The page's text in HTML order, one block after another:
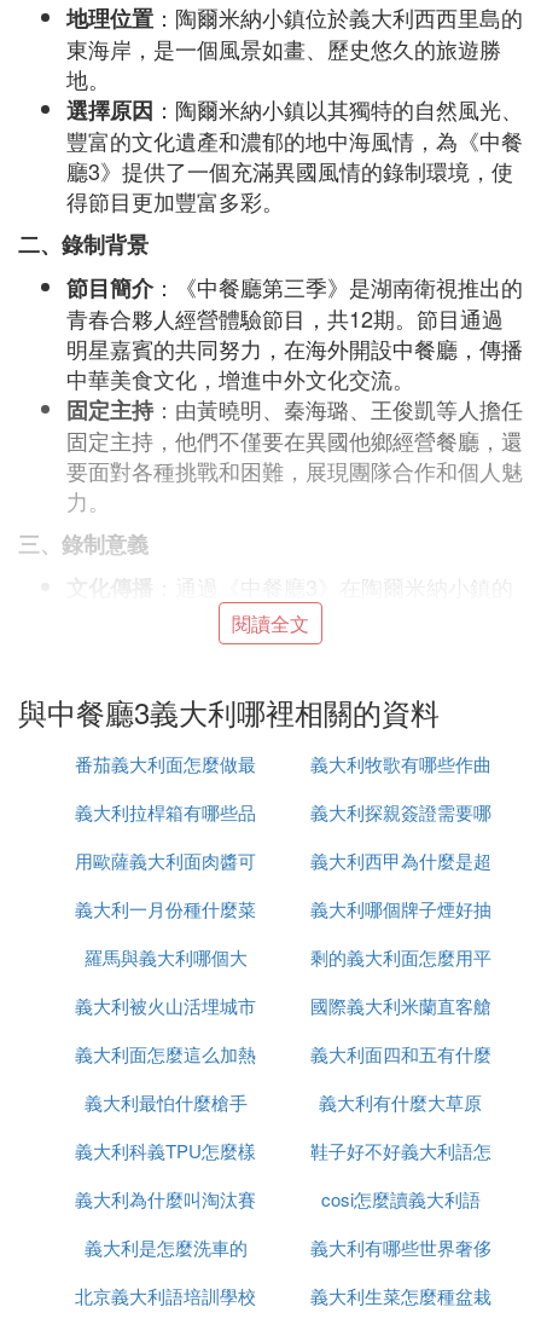
地理位置 ：陶爾米納小鎮位於義大利西西里島的
東海岸，是一個風景如畫、歷史悠久的旅遊勝
地。
選擇原因 ：陶爾米納小鎮以其獨特的自然風光、
豐富的文化遺產和濃郁的地中海風情，為《中餐
廳3》提供了一個充滿異國風情的錄制環境，使
得節目更加豐富多彩。
二、錄制背景
節目簡介：《中餐廳第三季》是湖南衛視推出的
青春合夥人經營體驗節目，共12期。節目通過
明星嘉賓的共同努力，在海外開設中餐廳，傳播
中華美食文化，增進中外文化交流。
固定主持：由黃曉明、秦海璐、王俊凱等人擔任
固定主持，他們不僅要在異國他鄉經營餐廳，還
要面對各種挑戰和困難，展現團隊合作和個人魅
力。
三、錄制意義
文化傳播
錄制，中華美食文化得以在海外得到更廣泛的傳
播，讓更多的人了解和喜愛中餐。
響力，吸引了更多的遊客前來觀光旅遊，促進了
當地旅遊業的發展。
綜上所述，《中餐廳3》在義大利西西里島的陶爾米
納小鎮錄制，這一選擇不僅為節目提供了優美的錄制
C. 中餐廳第三季在哪裡開 中餐廳第三季取
《中餐廳第三季》在義大利西西里島的陶爾米納小鎮
。
拍攝地點：該季節目具體取景於義大利西西里島
的陶爾米納小鎮，這是一個充滿浪漫氣息的地
方，也是義大利的熱門旅遊景點。
攝，通過節目不僅向世界展示了中國美食的魅
力，也帶動了拍攝地的旅遊發展，實現了文化交
閱讀全文
與中餐廳3義大利哪裡相關的資料
番茄義大利面怎麼做最
簡單還好吃
義大利牧歌有哪些作曲
大家
義大利拉桿箱有哪些品
牌
義大利探親簽證需要哪
些
用歐薩義大利面肉醬可
做什麼
義大利西甲為什麼是超
級甲
義大利一月份種什麼菜
義大利哪個牌子煙好抽
羅馬與義大利哪個大
剩的義大利面怎麼用平
底鍋加熱
義大利被火山活埋城市
叫什麼
國際義大利米蘭直客艙
是什麼意思
義大利面怎麼這么加熱
義大利面四和五有什麼
區別
義大利最怕什麼槍手
義大利有什麼大草原
義大利科義TPU怎麼樣
鞋子好不好義大利語怎
麼說
義大利為什麼叫淘汰賽
之王
cosi怎麼讀義大利語
義大利是怎麼洗車的
義大利有哪些世界奢侈
品牌
北京義大利語培訓學校
義大利生菜怎麼種盆栽